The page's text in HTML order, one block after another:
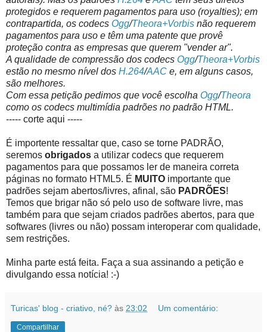
protegidos e requerem pagamentos para uso (royalties); em
contrapartida, os codecs Ogg/Theora+Vorbis não requerem
pagamentos para uso e têm uma patente que provê
proteção contra as empresas que querem "vender ar".
A qualidade de compressão dos codecs Ogg/Theora+Vorbis
estão no mesmo nível dos H.264/AAC e, em alguns casos,
são melhores.
Com essa petição pedimos que você escolha Ogg/Theora
como os codecs multimídia padrões no padrão HTML.
----- corte aqui -----
É importente ressaltar que, caso se torne PADRÃO,
seremos obrigados a utilizar codecs que requerem
pagamentos para que possamos ler de maneira correta
páginas no formato HTML5. É MUITO importante que
padrões sejam abertos/livres, afinal, são PADRÕES!
Temos que brigar não só pelo uso de software livre, mas
também para que sejam criados padrões abertos, para que
softwares (livres ou não) possam interoperar com qualidade,
sem restrições.
Minha parte está feita. Faça a sua assinando a petição e
divulgando essa notícia! :-)
Turicas' blog - criativo, né? às 23:02 Um comentário:
Compartilhar